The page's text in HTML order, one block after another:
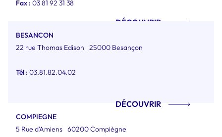
Fax : 03 81 92 31 38
DÉCOUVRIR
BESANCON
22 rue Thomas Edison
25000 Besançon
Tél : 03.81.82.04.02
DÉCOUVRIR
COMPIEGNE
5 Rue d'Amiens 60200 Compiègne